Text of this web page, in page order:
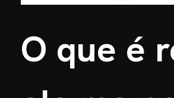
O que é